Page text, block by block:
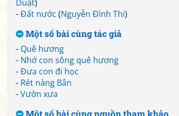
Duật)
-Đất nước (Nguyễn Đình Thi)
Một số bài cùng tác giả
- Quê hương
- Nhớ con sông quê hương
-Đưa con đi học
- Rét nàng Bân
-Vườn xưa